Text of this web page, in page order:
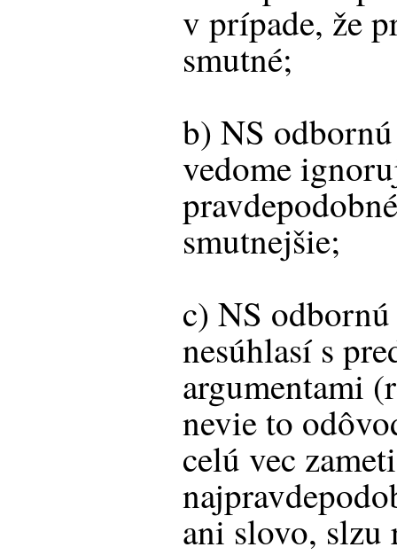
v prípade, že
smutné;
b) NS
vedome
smutnejšie;
c) NS
nesúhlasí s
argumentami
nevie to
celú vec
ani slovo, slzu